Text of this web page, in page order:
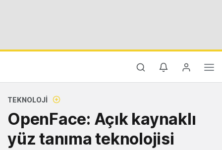
TEKNOLOJI
OpenFace: Açık kaynaklı
yüz tanıma teknolojisi